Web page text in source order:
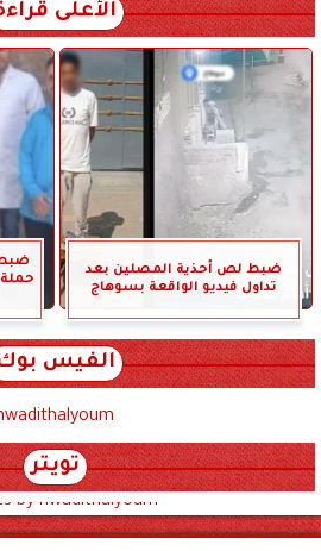
الأعلى
ضبط لص أحذية المصلين بعد
تداول فيديو الواقعة بسوهاج
ضبط
الفيس
تويتر
by hwadithalyoum